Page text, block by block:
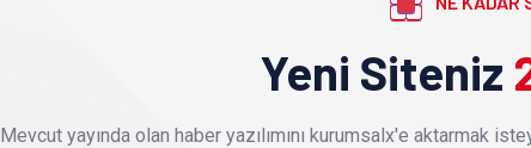
Yeni Siteniz
Mevcut yayında olan haber yazılımını kurumsalx'e aktarmak